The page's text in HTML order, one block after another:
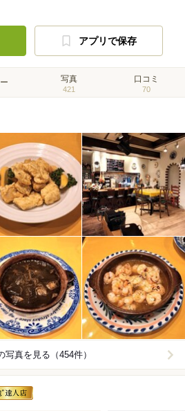
アプリで保存
写真
421
口コミ
70
写真を見る（454件）